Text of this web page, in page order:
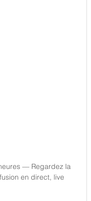
— Regardez la
en direct, live